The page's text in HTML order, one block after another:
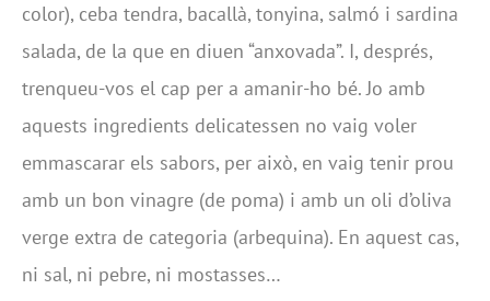
color), ceba tendra, bacallà, tonyina, salmó i sardina
salada, de la que en diuen “anxovada”. I, després,
trenqueu-vos el cap per a amanir-ho bé. Jo amb
aquests ingredients delicatessen no vaig voler
emmascarar els sabors, per això, en vaig tenir prou
amb un bon vinagre (de poma) i amb un oli d’oliva
verge extra de categoria (arbequina). En aquest cas,
ni sal, ni pebre, ni mostasses…